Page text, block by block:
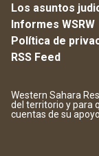
Los asuntos
Informes WSRW
Política de
RSS Feed
Western Sahara
del territorio y para
cuentas de su